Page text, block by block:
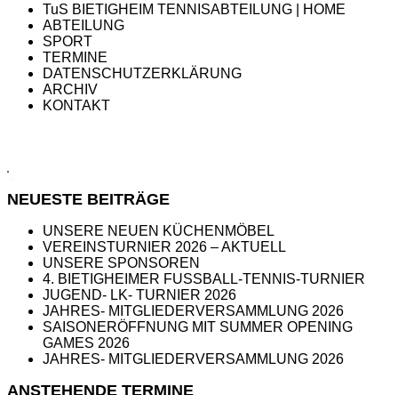
TuS BIETIGHEIM TENNISABTEILUNG | HOME
ABTEILUNG
SPORT
TERMINE
DATENSCHUTZERKLÄRUNG
ARCHIV
KONTAKT
NEUESTE BEITRÄGE
UNSERE NEUEN KÜCHENMÖBEL
VEREINSTURNIER 2026 – AKTUELL
UNSERE SPONSOREN
4. BIETIGHEIMER FUSSBALL-TENNIS-TURNIER
JUGEND- LK- TURNIER 2026
JAHRES- MITGLIEDERVERSAMMLUNG 2026
SAISONERÖFFNUNG MIT SUMMER OPENING
GAMES 2026
JAHRES- MITGLIEDERVERSAMMLUNG 2026
ANSTEHENDE TERMINE